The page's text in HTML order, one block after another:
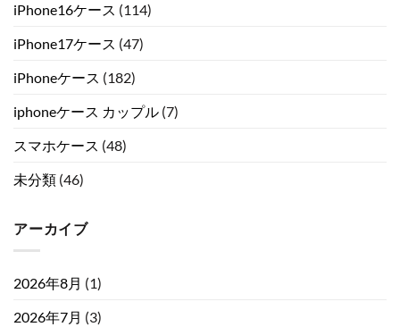
iPhone16ケース (114)
iPhone17ケース (47)
iPhoneケース (182)
iphoneケース カップル (7)
スマホケース (48)
未分類 (46)
アーカイブ
2026年8月 (1)
2026年7月 (3)